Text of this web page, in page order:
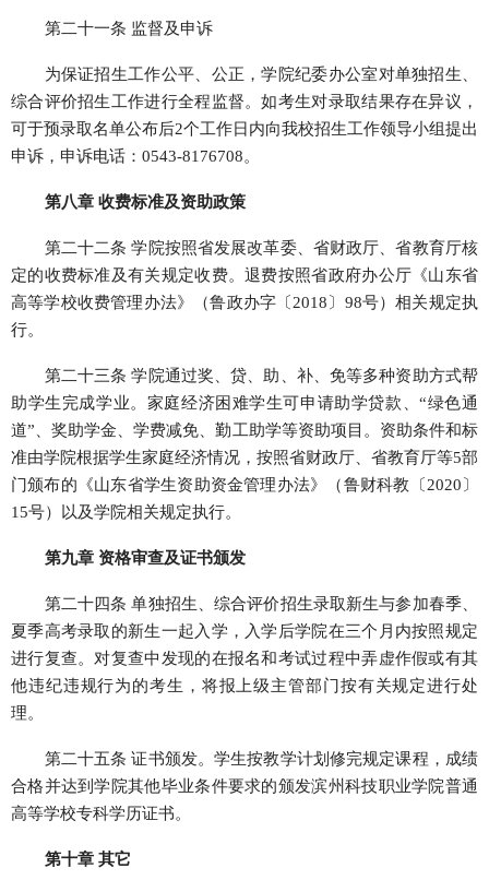
第二十一条 监督及申诉
为保证招生工作公平、公正，学院纪委办公室对单独招生、
综合评价招生工作进行全程监督。如考生对录取结果存在异议，
可于预录取名单公布后2个工作日内向我校招生工作领导小组提出
申诉，申诉电话：0543-8176708。
第八章 收费标准及资助政策
第二十二条 学院按照省发展改革委、省财政厅、省教育厅核
定的收费标准及有关规定收费。退费按照省政府办公厅《山东省
高等学校收费管理办法》（鲁政办字〔2018〕98号）相关规定执
行。
第二十三条 学院通过奖、贷、助、补、免等多种资助方式帮
助学生完成学业。家庭经济困难学生可申请助学贷款、“绿色通
道”、奖助学金、学费减免、勤工助学等资助项目。资助条件和标
准由学院根据学生家庭经济情况，按照省财政厅、省教育厅等5部
门颁布的《山东省学生资助资金管理办法》（鲁财科教〔2020〕
15号）以及学院相关规定执行。
第九章 资格审查及证书颁发
第二十四条 单独招生、综合评价招生录取新生与参加春季、
夏季高考录取的新生一起入学，入学后学院在三个月内按照规定
进行复查。对复查中发现的在报名和考试过程中弄虚作假或有其
他违纪违规行为的考生，将报上级主管部门按有关规定进行处
理。
第二十五条 证书颁发。学生按教学计划修完规定课程，成绩
合格并达到学院其他毕业条件要求的颁发滨州科技职业学院普通
高等学校专科学历证书。
第十章 其它